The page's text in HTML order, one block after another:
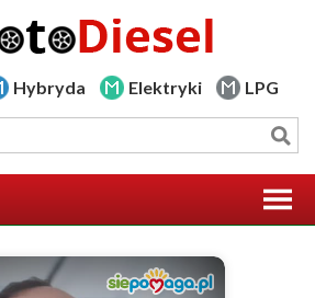
Hybryda Elektryki LPG